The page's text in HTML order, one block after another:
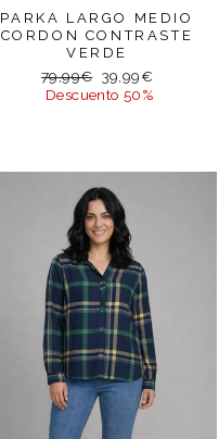
PARKA LARGO MEDIO
CORDON CONTRASTE
VERDE
Precio
habitual
79,99€ Precio
de
39,99€
Descuento 50%